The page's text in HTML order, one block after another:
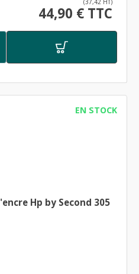
(37,42 HT)
44,90 € TTC
EN STOCK
Hp by Second 305